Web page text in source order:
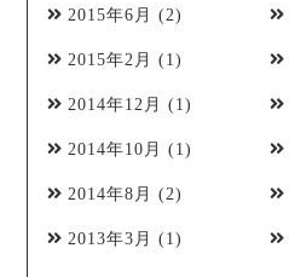
2015年6月 (2)
2015年2月 (1)
2014年12月 (1)
2014年10月 (1)
2014年8月 (2)
2013年3月 (1)